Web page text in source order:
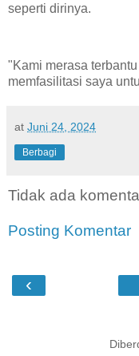
seperti dirinya.
"Kami merasa
memfasilitasi saya
at Juni 24, 2024
Berbagi
Tidak ada
Posting Komentar
‹